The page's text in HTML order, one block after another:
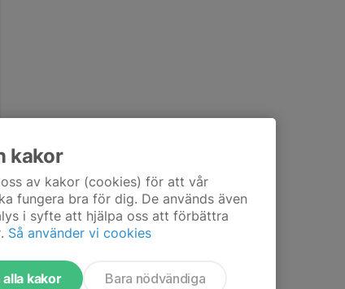
kakor
av kakor (cookies) för att vår
fungera bra för dig. De används även
i syfte att hjälpa oss att förbättra
Så använder vi cookies
kakor Bara nödvändiga